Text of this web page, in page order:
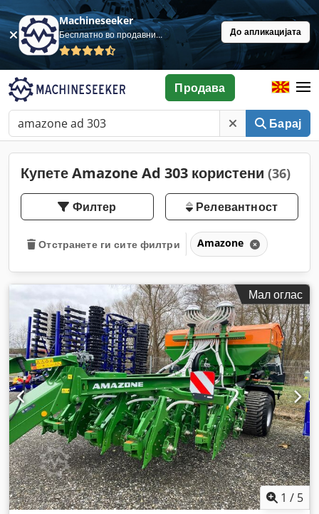
Machineseeker
Бесплатно во продавница До апликацијата
Барај
Продава
Купете Amazone Ad 303 користени (36)
Филтер Релевантност
Отстранете ги сите филтри Amazone
Мал оглас
1 / 5